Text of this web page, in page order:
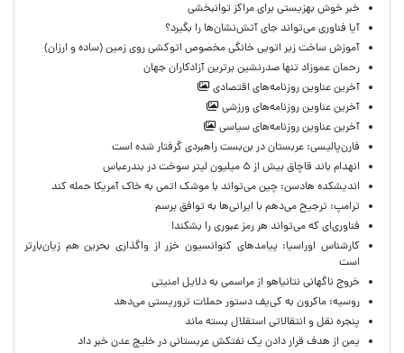
خبر خوش بهزیستی برای مراکز توانبخشی
آیا فناوری می‌تواند جای آتش‌نشان‌ها را بگیرد؟
آموزش ساخت زیر اتویی خانگی مخصوص اتوکشی روی زمین (ساده و ارزان)
رحمان عموزاد تنها صدرنشین برترین آزادکاران جهان
آخرین عناوین روزنامه‌های اقتصادی
آخرین عناوین روزنامه‌های ورزشی
آخرین عناوین روزنامه‌های سیاسی
فارن‌پالیسی: عربستان در بن‌بست راهبردی گرفتار شده است
انهدام باند قاچاق بیش از ۵ میلیون لیتر سوخت در بندرعباس
اندیشکده هادسن: چین می‌تواند با موشک اتمی به خاک آمریکا حمله کند
ترامپ: ترجیح می‌دهم با ایرانی‌‌ها به توافق برسم
فناوری‌ای که می‌تواند هر رمز عبوری را بشکند!
کارشناس اوراسیا: پیامدهای کنوانسیون خزر از واگذاری بحرین هم زیان‌بارتر
است
خروج ناگهانی نتانیاهو از مراسمی به دلایل امنیتی
روسیه: ماکرون به کی‌یف دستور حملات تروریستی می‌دهد
پنجره‌ نقل و انتقالاتی استقلال بسته ماند
یمن از هدف قرار دادن یک نفتکش عربستانی در خلیج عدن خبر داد